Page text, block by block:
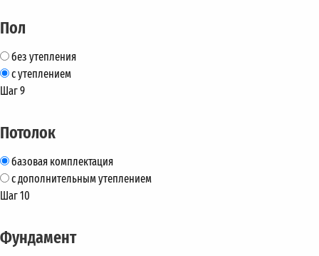
Пол
без утепления
с утеплением
Шаг 9
Потолок
базовая комплектация
с дополнительным утеплением
Шаг 10
Фундамент